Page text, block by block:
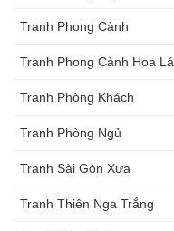
Tranh Phong Cảnh
Tranh Phong Cảnh Hoa Lá
Tranh Phòng Khách
Tranh Phòng Ngủ
Tranh Sài Gòn Xưa
Tranh Thiên Nga Trắng